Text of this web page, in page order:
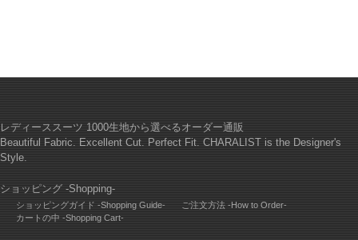
レディーススーツ 1000生地から選べるオーダー通販
Beautiful Fabric. Excellent Cut. Perfect Fit. CHARALIST is the Designer's
Style.
ショッピング -Shopping-
ショッピングガイド -Shopping Guide-
ご注文方法 -How to Order-
カートの中 -Shopping Cart-